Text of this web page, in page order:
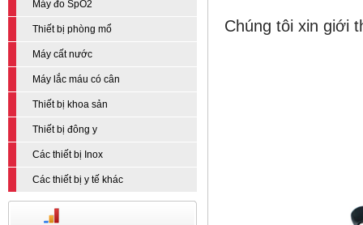
Máy đo SpO2
Thiết bị phòng mổ
Máy cất nước
Máy lắc máu có cân
Thiết bị khoa sản
Thiết bị đông y
Các thiết bị Inox
Các thiết bị y tế khác
Chúng tôi xin giới